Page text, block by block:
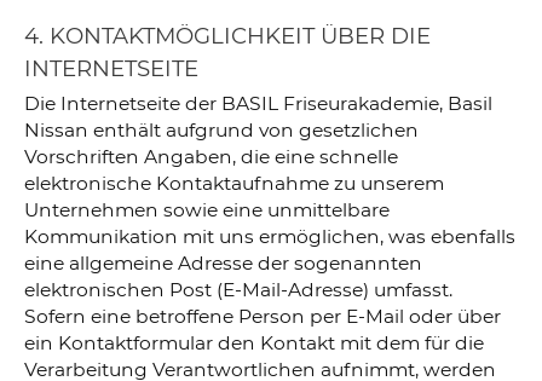
4. KONTAKTMÖGLICHKEIT ÜBER DIE
INTERNETSEITE
Die Internetseite der BASIL Friseurakademie, Basil
Nissan enthält aufgrund von gesetzlichen
Vorschriften Angaben, die eine schnelle
elektronische Kontaktaufnahme zu unserem
Unternehmen sowie eine unmittelbare
Kommunikation mit uns ermöglichen, was ebenfalls
eine allgemeine Adresse der sogenannten
elektronischen Post (E-Mail-Adresse) umfasst.
Sofern eine betroffene Person per E-Mail oder über
ein Kontaktformular den Kontakt mit dem für die
Verarbeitung Verantwortlichen aufnimmt, werden